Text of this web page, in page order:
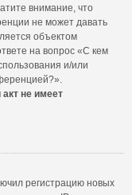
внимание, что
не может давать
объектом
на вопрос «С кем
и/или
не имеет
регистрацию новых